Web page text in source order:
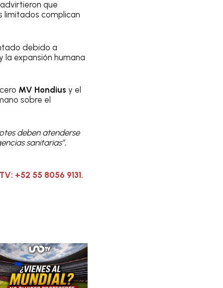
que
limitados complican
debido a
expansión humana
MV Hondius y el
sobre el
deben atenderse
sanitarias”,
+52 55 8056 9131.